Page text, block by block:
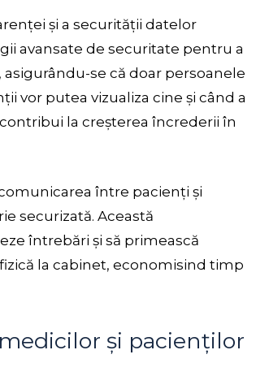
și a securității datelor
avansate de securitate pentru a
se că doar persoanele
vor putea vizualiza cine și când a
la creșterea încrederii în
între pacienți și
securizată. Această
întrebări și să primească
la cabinet, economisind timp
și pacienților